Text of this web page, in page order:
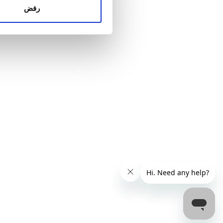
الإعلانات وتحليل البيانات
رفض
الصباح
بعد الظهيرة
المساء